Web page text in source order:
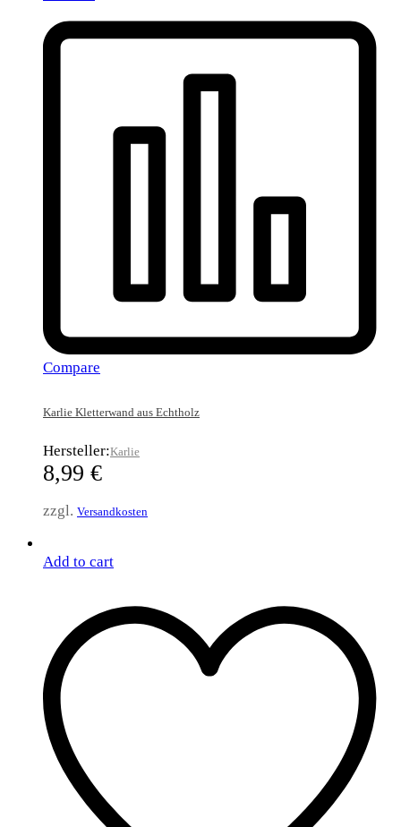
Compare
Karlie Kletterwand aus Echtholz
Hersteller:Karlie
8,99 €
zzgl. Versandkosten
Add to cart